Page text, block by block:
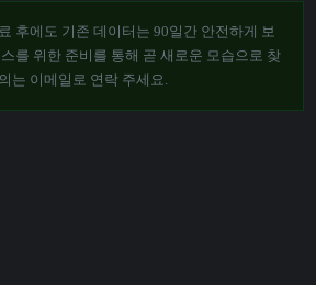
후에도 기존 데이터는 90일간 안전하게 보
를 위한 준비를 통해 곧 새로운 모습으로 찾
는 이메일로 연락 주세요.